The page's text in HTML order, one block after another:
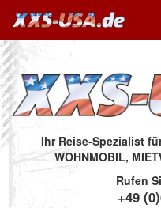
Ihr Reise-Spezialist
WOHNMOBIL,
Rufen
+49